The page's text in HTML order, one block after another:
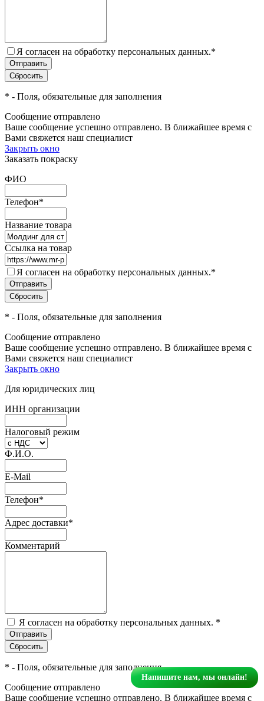
Я согласен на обработку персональных данных.*
* - Поля, обязательные для заполнения
Сообщение отправлено
Ваше сообщение успешно отправлено. В ближайшее время с
Вами свяжется наш специалист
Закрыть окно
Заказать покраску
ФИО
Телефон*
Название товара
Ссылка на товар
Я согласен на обработку персональных данных.*
* - Поля, обязательные для заполнения
Сообщение отправлено
Ваше сообщение успешно отправлено. В ближайшее время с
Вами свяжется наш специалист
Закрыть окно
Для юридических лиц
ИНН организации
Налоговый режим
Ф.И.О.
E-Mail
Телефон*
Адрес доставки*
Комментарий
Я согласен на обработку персональных данных. *
* - Поля, обязательные для заполнения
Сообщение отправлено
Ваше сообщение успешно отправлено. В ближайшее время с
Напишите нам, мы онлайн!